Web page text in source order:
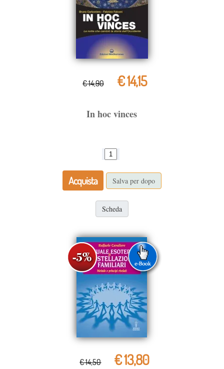
€ 14,90 € 14,15
In hoc vinces
Acquista Salva per dopo
Scheda
€ 14,50 € 13,80